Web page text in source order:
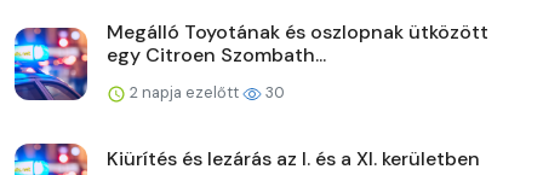
Megálló Toyotának és oszlopnak ütközött
egy Citroen Szombath...
2 napja ezelőtt 30
Kiürítés és lezárás az I. és a XI. kerületben